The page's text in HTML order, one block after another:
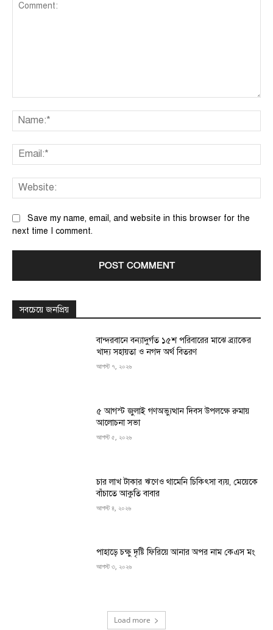
Save my name, email, and website in this browser for the
next time I comment.
সবচেয়ে জনপ্রিয়
বান্দরবানে বন্যাদুর্গত ১৫শ পরিবারের মাঝে ব্র্যাকের
খাদ্য সহায়তা ও নগদ অর্থ বিতরণ
আগস্ট ৭, ২০২৬
৫ আগস্ট জুলাই গণঅভ্যুত্থান দিবস উপলক্ষে রুমায়
আলোচনা সভা
আগস্ট ৫, ২০২৬
চার লাখ টাকার ঋণেও থামেনি চিকিৎসা ব্যয়, মেয়েকে
বাঁচাতে আকুতি বাবার
আগস্ট ৪, ২০২৬
পাহাড়ে চক্ষু দৃষ্টি ফিরিয়ে আনার অপর নাম কেএস মং
আগস্ট ৩, ২০২৬
Load more